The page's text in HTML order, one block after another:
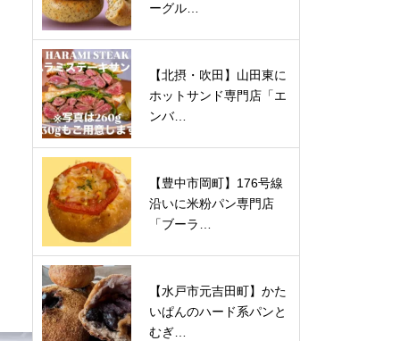
ーグル…
【北摂・吹田】山田東に
ホットサンド専門店「エ
ンバ…
【豊中市岡町】176号線
沿いに米粉パン専門店
「ブーラ…
【水戸市元吉田町】かた
いぱんのハード系パンと
むぎ…